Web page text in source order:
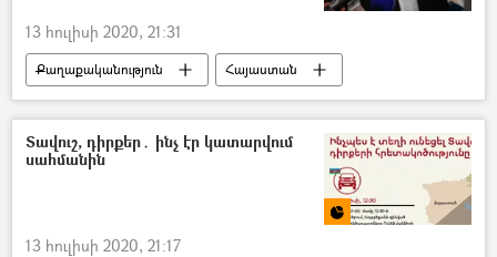
13 հուլիսի 2020, 21:31
Քաղաքականություն
Հայաստան
Ադրբեջան
Տավուշ
հրետակոծություն
դիրքեր
Գագիկ Ծառուկյան
Բարգավաճ Հայաստան կուսակցություն (ԲՀԿ)
Տավուշ, դիրքեր․ ինչ էր կատարվում
սահմանին
13 հուլիսի 2020, 21:17